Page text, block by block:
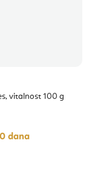
vitalnost 100 g
dana